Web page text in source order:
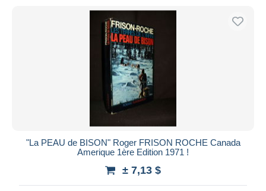
"La PEAU de BISON" Roger FRISON ROCHE Canada
Amerique 1ère Edition 1971 !
± 7,13 $